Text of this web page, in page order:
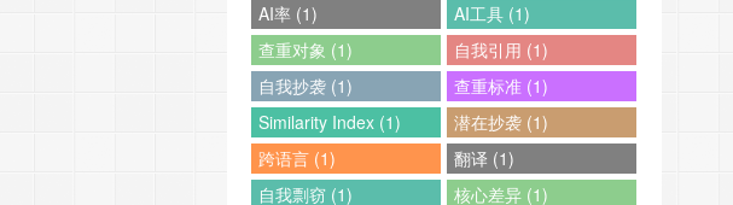
AI率 (1)
AI工具 (1)
查重对象 (1)
自我引用 (1)
自我抄袭 (1)
查重标准 (1)
Similarity Index (1)
潜在抄袭 (1)
跨语言 (1)
翻译 (1)
自我剽窃 (1)
核心差异 (1)